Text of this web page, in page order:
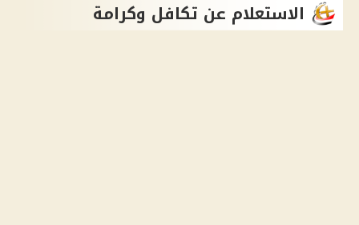
الاستعلام عن تكافل وكرامة